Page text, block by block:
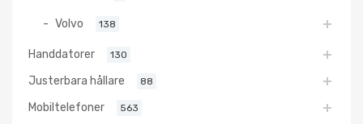
Volvo 138
Handdatorer 130
Justerbara hållare 88
Mobiltelefoner 563